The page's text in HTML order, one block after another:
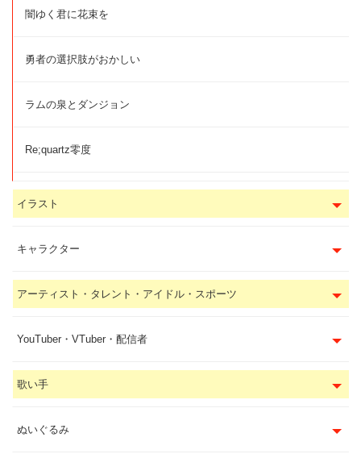
闇ゆく君に花束を
勇者の選択肢がおかしい
ラムの泉とダンジョン
Re;quartz零度
イラスト
キャラクター
アーティスト・タレント・アイドル・スポーツ
YouTuber・VTuber・配信者
歌い手
ぬいぐるみ